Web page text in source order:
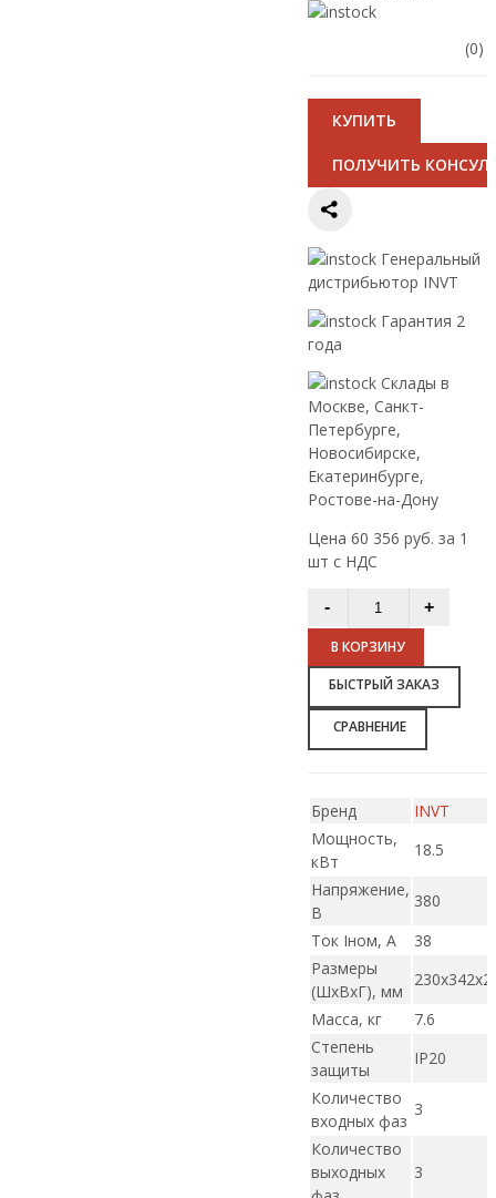
(0)
КУПИТЬ
ПОЛУЧИТЬ
Генеральный
дистрибьютор INVT
Гарантия 2
года
Склады в
Москве, Санкт-
Петербурге,
Новосибирске,
Екатеринбурге,
Ростове-на-Дону
Цена 60 356 руб. за 1
шт с НДС
В КОРЗИНУ
БЫСТРЫЙ ЗАКАЗ
СРАВНЕНИЕ
Бренд
INVT
Мощность,
кВт
18.5
Напряжение,
В
380
Ток Iном, А
38
Размеры
(ШxВxГ), мм
Масса, кг
7.6
Степень
защиты
IP20
Количество
входных фаз
3
Количество
выходных
3